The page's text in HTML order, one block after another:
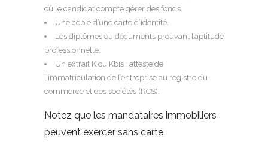
où le candidat compte gérer des fonds.
Une copie d’une carte d’identité.
Les diplômes ou documents prouvant l’aptitude
professionnelle.
Un extrait K ou Kbis : atteste de
l’immatriculation de l’entreprise au registre du
commerce et des sociétés (RCS).
Notez que les mandataires immobiliers
peuvent exercer sans carte